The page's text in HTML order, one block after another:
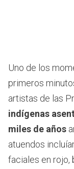
Uno de los
primeros
artistas de las
indígenas
miles de años
atuendos
faciales en rojo,